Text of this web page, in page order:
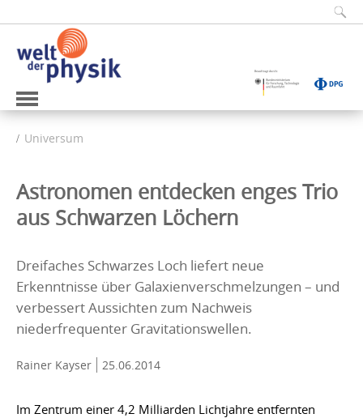
Universum
Astronomen entdecken enges Trio
aus Schwarzen Löchern
Dreifaches Schwarzes Loch liefert neue
Erkenntnisse über Galaxienverschmelzungen – und
verbessert Aussichten zum Nachweis
niederfrequenter Gravitationswellen.
Rainer Kayser 25.06.2014
Im Zentrum einer 4,2 Milliarden Lichtjahre entfernten